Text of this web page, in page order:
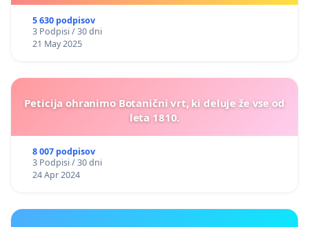
5 630 podpisov
3 Podpisi / 30 dni
21 May 2025
Peticija ohranimo Botanični vrt, ki deluje že vse od
leta 1810.
8 007 podpisov
3 Podpisi / 30 dni
24 Apr 2024